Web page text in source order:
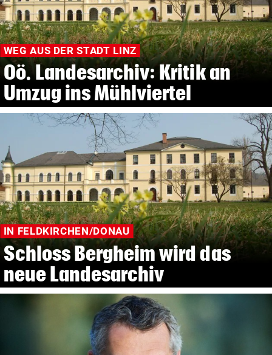
WEG AUS DER STADT LINZ
Oö. Landesarchiv: Kritik an
Umzug ins Mühlviertel
IN FELDKIRCHEN/DONAU
Schloss Bergheim wird das
neue Landesarchiv